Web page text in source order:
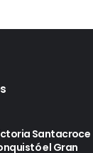
Santacroce
el Gran